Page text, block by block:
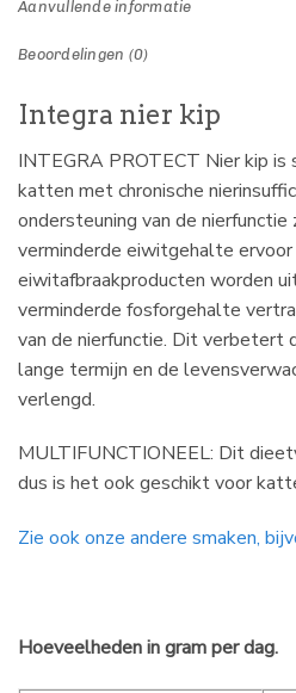
Aanvullende informatie
Beoordelingen (0)
Integra nier kip
INTEGRA PROTECT Nier kip
katten met chronische
ondersteuning van de
verminderde eiwitgehalte
eiwitafbraakproducten worden
verminderde fosforgehalte
van de nierfunctie. Dit verbetert
lange termijn en de
verlengd.
MULTIFUNCTIONEEL: Dit
dus is het ook geschikt voor
Zie ook onze andere smaken,
Hoeveelheden in gram per dag.